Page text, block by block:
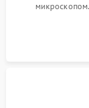
процессора и
диска и